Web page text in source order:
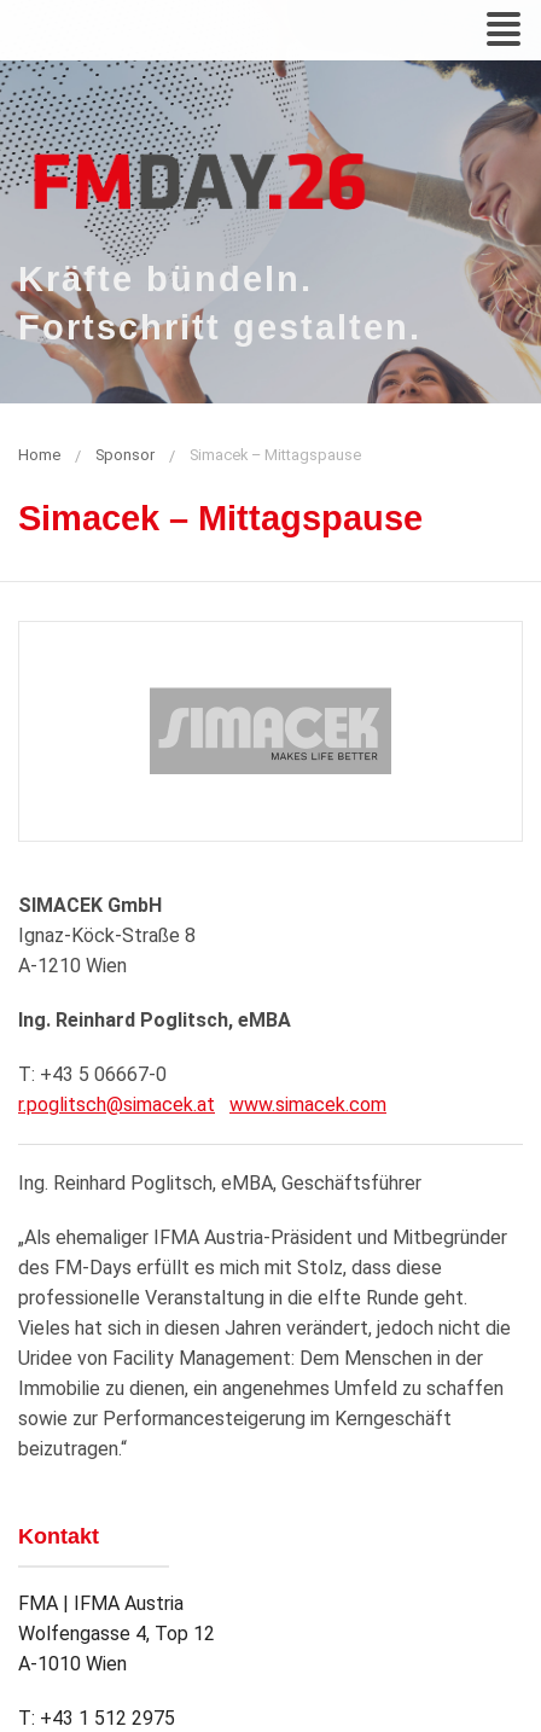
Kräfte bündeln.
Fortschritt gestalten.
Home Sponsor Simacek – Mittagspause
Simacek – Mittagspause
SIMACEK GmbH
Ignaz-Köck-Straße 8
A-1210 Wien
Ing. Reinhard Poglitsch, eMBA
T: +43 5 06667-0
r.poglitsch@simacek.at
www.simacek.com
Ing. Reinhard Poglitsch, eMBA, Geschäftsführer
„Als ehemaliger IFMA Austria-Präsident und Mitbegründer
des FM-Days erfüllt es mich mit Stolz, dass diese
professionelle Veranstaltung in die elfte Runde geht.
Vieles hat sich in diesen Jahren verändert, jedoch nicht die
Uridee von Facility Management: Dem Menschen in der
Immobilie zu dienen, ein angenehmes Umfeld zu schaffen
sowie zur Performancesteigerung im Kerngeschäft
beizutragen.“
Kontakt
FMA | IFMA Austria
Wolfengasse 4, Top 12
A-1010 Wien
T: +43 1 512 2975